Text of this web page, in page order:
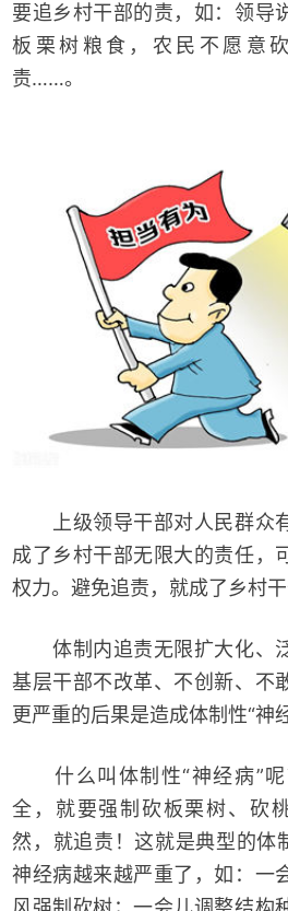
要追乡村干部的责，如：领导
板栗树粮食，农民不愿意
责……。
上级领导干部对人民群众
成了乡村干部无限大的责任，
权力。避免追责，就成了乡村干
体制内追责无限扩大化、
基层干部不改革、不创新、不
更严重的后果是造成体制性“神
什么叫体制性“神经病”呢
全，就要强制砍板栗树、砍
然，就追责！这就是典型的体
神经病越来越严重了，如：一